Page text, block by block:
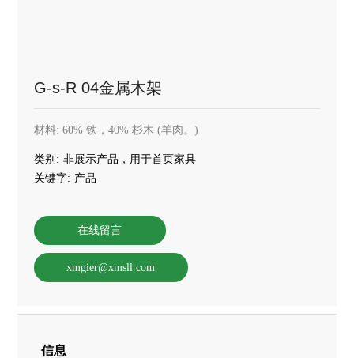
G-s-R 04金属木架
材料: 60% 铁，40% 杉木 (羊肉。)
类别: 非展示产品，用于首页家具
关键字: 产品
在线留言
xmgier@xmsll.com
信息